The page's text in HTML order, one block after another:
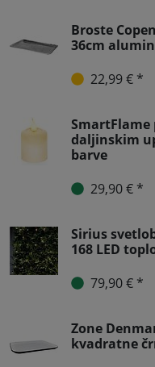
Broste
36cm
22,99 € *
daljinskim
barve
29,90 € *
Sirius
168 LED
79,90 € *
Zone
kvadratne